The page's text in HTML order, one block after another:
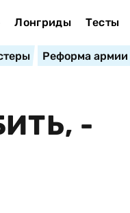
Лонгриды Тесты
Реформа армии
-